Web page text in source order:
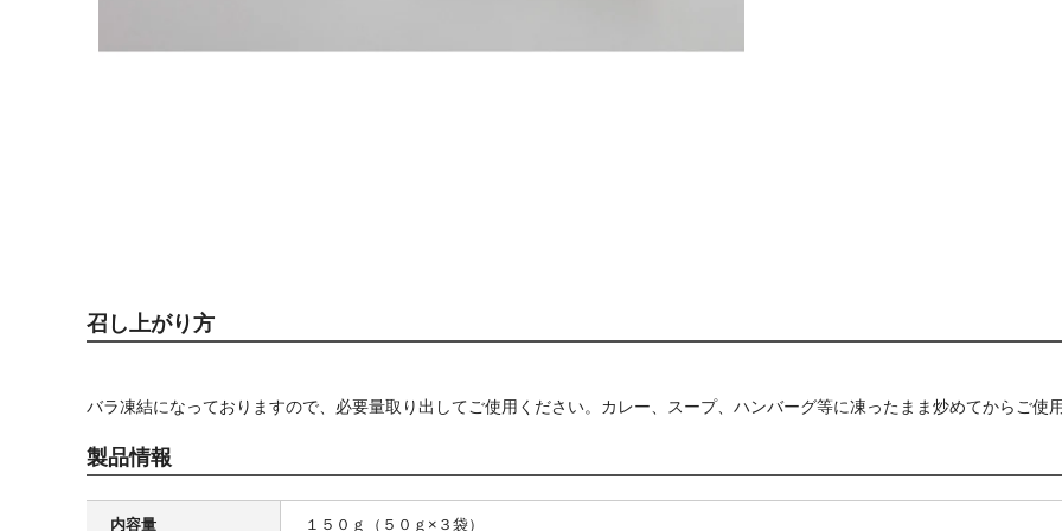
召し上がり方
バラ凍結になっておりますので、必要量取り出してご使用ください。カレー、スープ、ハンバーグ等に凍ったまま炒めてからご使用
製品情報
内容量 １５０ｇ（５０ｇ×３袋）